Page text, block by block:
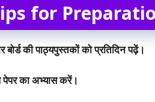
(Tips for
की पाठ्यपुस्तकों को प्रतिदिन पढ़ें।
पेपर का अभ्यास करें।